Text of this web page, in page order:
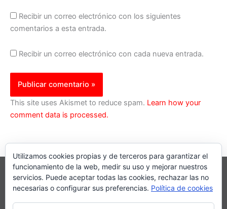
Recibir un correo electrónico con los siguientes
comentarios a esta entrada.
Recibir un correo electrónico con cada nueva entrada.
This site uses Akismet to reduce spam. Learn how your
comment data is processed.
Utilizamos cookies propias y de terceros para garantizar el
funcionamiento de la web, medir su uso y mejorar nuestros
servicios. Puede aceptar todas las cookies, rechazar las no
necesarias o configurar sus preferencias. Política de cookies